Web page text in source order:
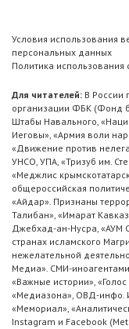
Условия использования
персональных данных
Политика использования
Для читателей: В России
организации ФБК (Фонд
Штабы Навального,
Иеговы», «Армия воли
«Движение против
УНСО, УПА, «Тризуб им.
«Меджлис
общероссийская
«Айдар». Признаны
Талибан», «Имарат
Джебхад-ан-Нусра, «АУМ
странах исламского
нежелательной
Медиа». СМИ-
«Важные истории»,
«Медиазона», ОВД-инфо.
«Мемориал»,
Instagram и Facebook